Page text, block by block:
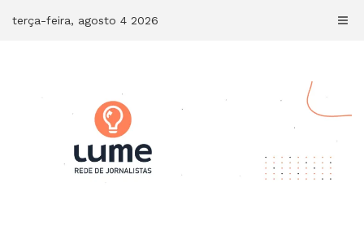
terça-feira, agosto 4 2026